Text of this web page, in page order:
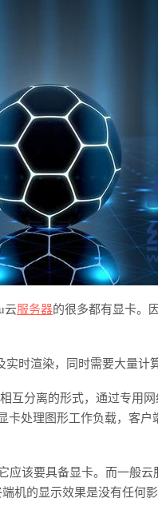
云服务器的很多都有显卡。
时渲染，同时需要大量计
互分离的形式，通过专用
卡处理图形工作负载，客
应该要具备显卡。而一般
机的显示效果是没有任何影